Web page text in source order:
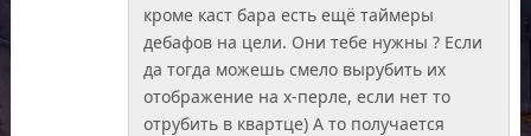
кроме каст бара есть ещё таймеры
дебафов на цели. Они тебе нужны ? Если
да тогда можешь смело вырубить их
отображение на х-перле, если нет то
отрубить в квартце) А то получается